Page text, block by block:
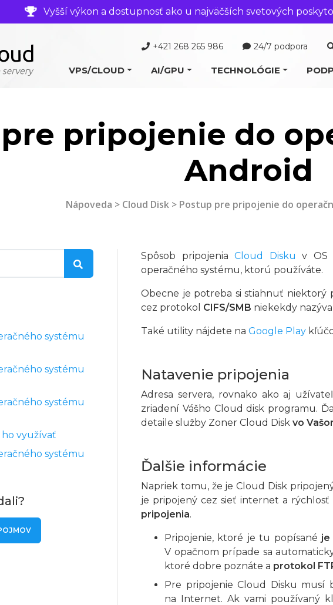
Vyšší výkon a dostupnosť ako u najväčších svetových
+421 268 265 986 24/7 podpora
VPS/CLOUD AI/GPU TECHNOLÓGIE
pripojenie do
Android
Nápoveda > Cloud Disk> Postup pre pripojenie do
systému
systému
systému
ho využívať
systému
Spôsob pripojeniaCloud Disku v OS
operačného systému, ktorú používáte.
Obecne je potreba si stiahnuť niektorý
cez protokol CIFS/SMB niekekdy
Také utility nájdete na Google Play
Natavenie pripojenia
Adresa servera, rovnako ako aj
zriadení Vášho Cloud disk programu.
detaile služby Zoner Cloud Disk vo
Ďalšie informácie
Napriek tomu, že je Cloud Disk
je pripojený cez sieť internet a
pripojenia.
Pripojenie, ktoré je tu popísané je
V opačnom prípade sa
ktoré dobre poznáte a protokol
Pre pripojenie Cloud Disku musí
na Internet. Ak vami používaný